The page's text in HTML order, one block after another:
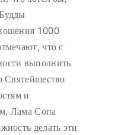
1000
что с
выполнить
Святейшество
и
Лама Сопа
делать эти